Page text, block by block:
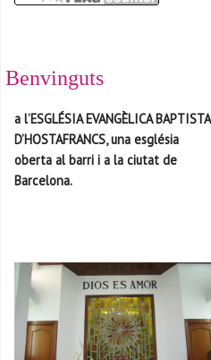
Benvinguts
a l’ESGLÉSIA EVANGÈLICA BAPTISTA
D’HOSTAFRANCS, una església
oberta al barri i a la ciutat de
Barcelona.